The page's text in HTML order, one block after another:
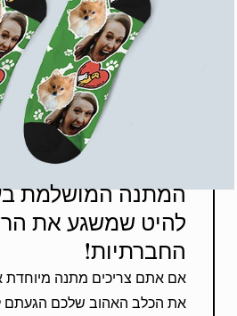
המתנה המושלמת
להיט שמשגע את
החברתיות!
אם אתם צריכים מתנה מיוחדת
את הכלב האהוב שלכם הגעתם